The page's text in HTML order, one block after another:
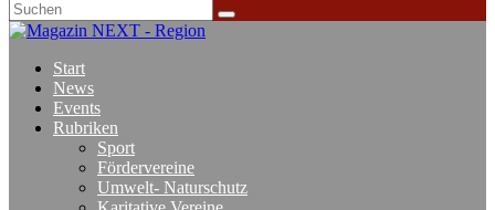
Start
News
Events
Rubriken
Sport
Fördervereine
Umwelt- Naturschutz